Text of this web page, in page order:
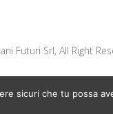
Futuri Srl, All Right
sicuri che tu possa